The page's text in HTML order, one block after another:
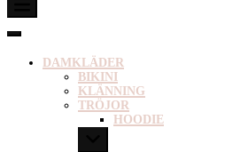
DAMKLÄDER
BIKINI
KLÄNNING
TRÖJOR
HOODIE